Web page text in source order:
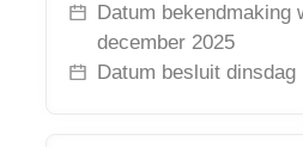
Datum bekendmaking
december 2025
Datum besluit dinsdag